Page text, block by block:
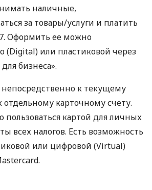
наличные,
за товары/услуги и платить
Оформить ее можно
(Digital) или пластиковой через
бизнеса».
непосредственно к текущему
карточному счету.
картой для личных
всех налогов. Есть возможность
или цифровой (Virtual)